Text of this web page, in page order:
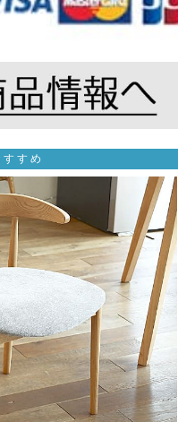
すめ